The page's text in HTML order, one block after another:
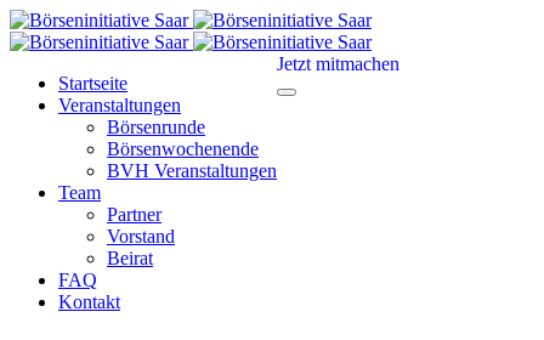
Startseite
Veranstaltungen
Börsenrunde
Börsenwochenende
BVH Veranstaltungen
Team
Partner
Vorstand
Beirat
FAQ
Kontakt
Jetzt mitmachen